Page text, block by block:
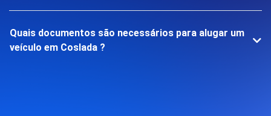
Quais documentos são necessários para alugar um
veículo em Coslada ?